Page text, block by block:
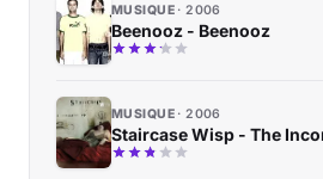
MUSIQUE 2006
Beenooz - Beenooz
MUSIQUE 2006
Staircase Wisp - The